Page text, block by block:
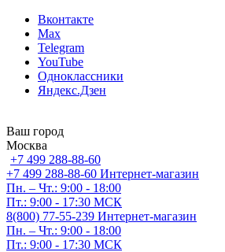
Вконтакте
Max
Telegram
YouTube
Одноклассники
Яндекс.Дзен
Ваш город
Москва
+7 499 288-88-60
+7 499 288-88-60 Интернет-магазин
Пн. – Чт.: 9:00 - 18:00
Пт.: 9:00 - 17:30 МСК
8(800) 77-55-239 Интернет-магазин
Пн. – Чт.: 9:00 - 18:00
Пт.: 9:00 - 17:30 МСК